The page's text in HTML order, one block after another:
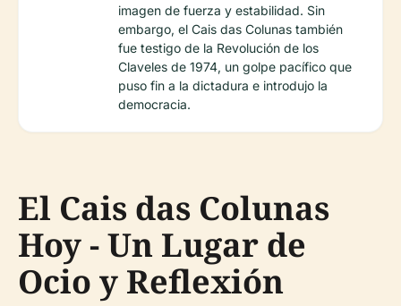
imagen de fuerza y estabilidad. Sin
embargo, el Cais das Colunas también
fue testigo de la Revolución de los
Claveles de 1974, un golpe pacífico que
puso fin a la dictadura e introdujo la
democracia.
El Cais das Colunas
Hoy - Un Lugar de
Ocio y Reflexión